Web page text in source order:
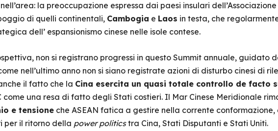
la preoccupazione espressa dai paesi insulari
di quelli continentali, Cambogia e Laos in testa, che
dell’ espansionismo cinese nelle isole contese.
non si registrano progressi in questo Summit annuale, guidato
nell’ultimo anno non si siano registrate azioni di disturbo cinesi di
il fatto che la Cina esercita un quasi totale controllo de facto
come una resa di fatto degli Stati costieri. Il Mar Cinese Meridionale
e tensioneche ASEAN fatica a gestire nella corrente
per il ritorno della power politicstra Cina, Stati Disputanti e Stati Uniti.